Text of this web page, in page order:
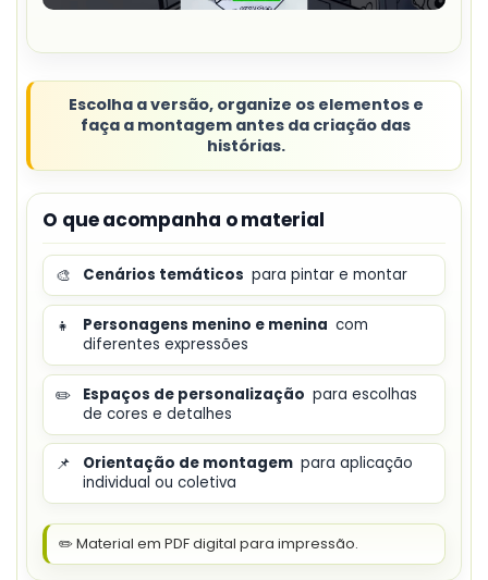
Escolha a versão, organize os elementos e
faça a montagem antes da criação das
histórias.
O que acompanha o material
🎨 Cenários temáticos para pintar e montar
👧 Personagens menino e menina com
diferentes expressões
✏️ Espaços de personalização para escolhas
de cores e detalhes
📌 Orientação de montagem para aplicação
individual ou coletiva
✏️ Material em PDF digital para impressão.